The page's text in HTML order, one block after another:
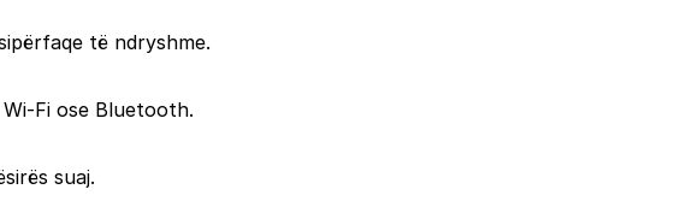
të ndryshme.
Fi ose Bluetooth.
suaj.